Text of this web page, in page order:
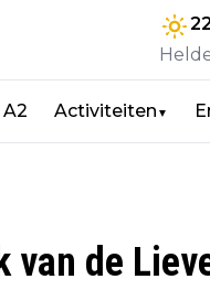
22
Activiteiten ▼
van de